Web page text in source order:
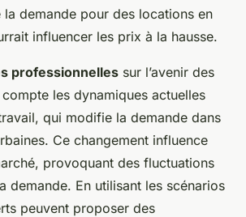
la demande pour des locations en
influencer les prix à la hausse.
professionnelles sur l’avenir des
les dynamiques actuelles
qui modifie la demande dans
Ce changement influence
provoquant des fluctuations
demande. En utilisant les scénarios
peuvent proposer des